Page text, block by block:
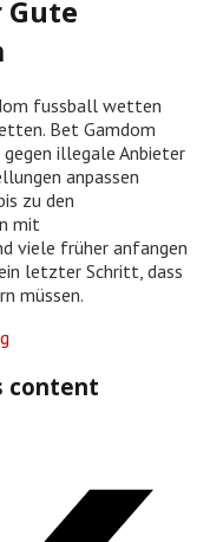
fussball wetten
Bet Gamdom
illegale Anbieter
anpassen
zu den
mit
viele früher anfangen
letzter Schritt, dass
müssen.
content